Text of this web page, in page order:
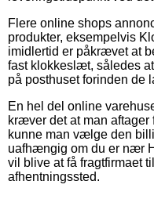
Flere online shops
produkter, eksempelvis
imidlertid er påkrævet at
fast klokkeslæt, således
på posthuset forinden de
En hel del online
kræver det at man aftager
kunne man vælge den
uafhængig om du er nær
vil blive at få fragtfirmaet
afhentningssted.